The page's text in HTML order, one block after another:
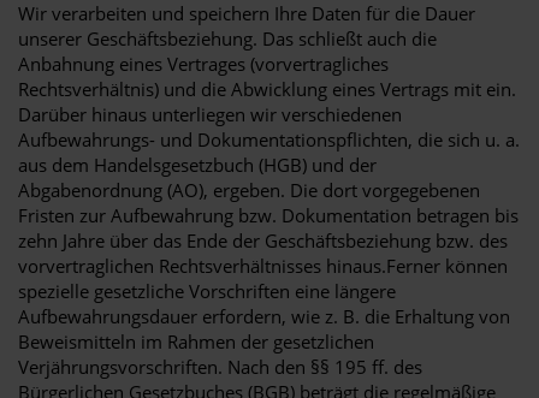
Wir verarbeiten und speichern Ihre Daten für die Dauer
unserer Geschäftsbeziehung. Das schließt auch die
Anbahnung eines Vertrages (vorvertragliches
Rechtsverhältnis) und die Abwicklung eines Vertrags mit ein.
Darüber hinaus unterliegen wir verschiedenen
Aufbewahrungs- und Dokumentationspflichten, die sich u. a.
aus dem Handelsgesetzbuch (HGB) und der
Abgabenordnung (AO), ergeben. Die dort vorgegebenen
Fristen zur Aufbewahrung bzw. Dokumentation betragen bis
zehn Jahre über das Ende der Geschäftsbeziehung bzw. des
vorvertraglichen Rechtsverhältnisses hinaus.Ferner können
spezielle gesetzliche Vorschriften eine längere
Aufbewahrungsdauer erfordern, wie z. B. die Erhaltung von
Beweismitteln im Rahmen der gesetzlichen
Verjährungsvorschriften. Nach den §§ 195 ff. des
Bürgerlichen Gesetzbuches (BGB) beträgt die regelmäßige